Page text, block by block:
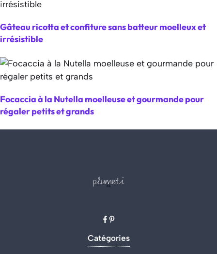
Gâteau ricotta et confiture sans batteur moelleux et
irrésistible
Focaccia à la Nutella moelleuse et gourmande pour
régaler petits et grands
Catégories